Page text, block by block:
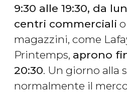
9:30 alle 19:30, da
centri commerciali
magazzini, come
Printemps, aprono
20:30. Un giorno alla
normalmente il